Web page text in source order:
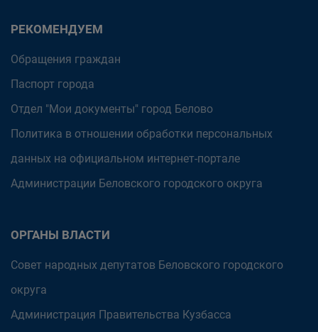
РЕКОМЕНДУЕМ
Обращения граждан
Паспорт города
Отдел "Мои документы" город Белово
Политика в отношении обработки персональных
данных на официальном интернет-портале
Администрации Беловского городского округа
ОРГАНЫ ВЛАСТИ
Совет народных депутатов Беловского городского
округа
Администрация Правительства Кузбасса